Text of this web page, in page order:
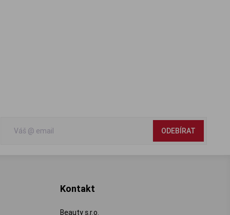
ODEBÍRAT
Kontakt
Beauty s.r.o.